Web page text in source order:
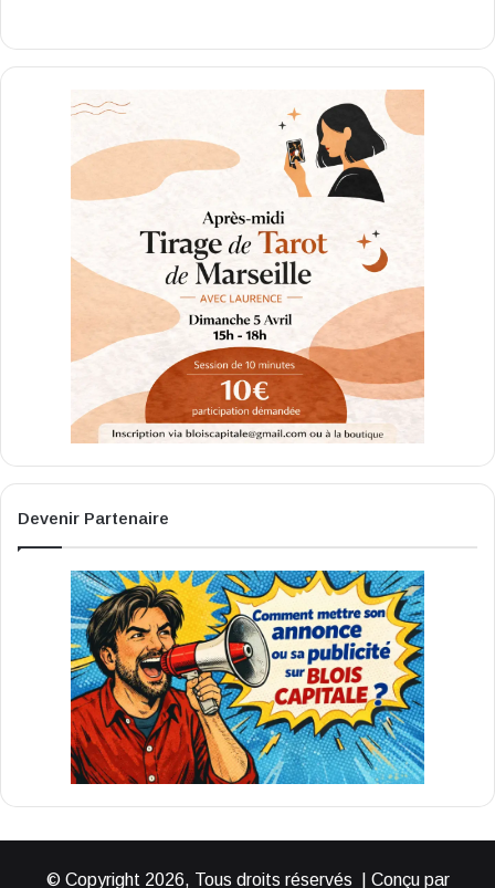
Devenir Partenaire
© Copyright 2026, Tous droits réservés | Conçu par